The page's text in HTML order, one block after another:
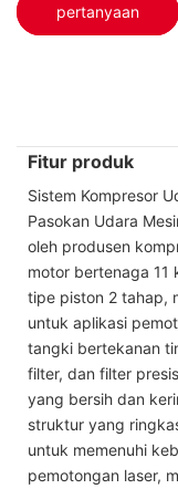
pertanyaan
Fitur produk
Sistem Kompresor
Pasokan Udara
oleh produsen
motor bertenaga 11
tipe piston 2 tahap,
untuk aplikasi
tangki bertekanan
filter, dan filter
yang bersih dan
struktur yang
untuk memenuhi
pemotongan laser,